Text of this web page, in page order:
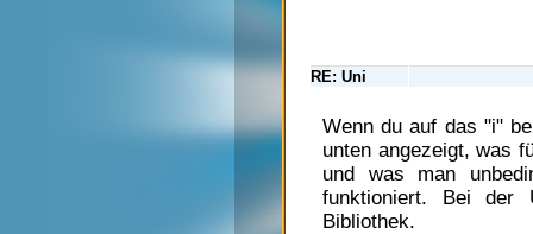
RE: Uni
Wenn du auf das "i"
unten angezeigt, was
und was man
funktioniert. Bei der
Bibliothek.